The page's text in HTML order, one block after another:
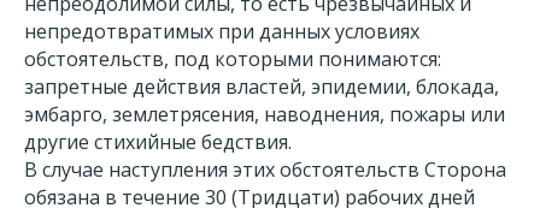
непредотвратимых при данных условиях
обстоятельств, под которыми понимаются:
запретные действия властей, эпидемии, блокада,
эмбарго, землетрясения, наводнения, пожары или
другие стихийные бедствия.
В случае наступления этих обстоятельств Сторона
обязана в течение 30 (Тридцати) рабочих дней